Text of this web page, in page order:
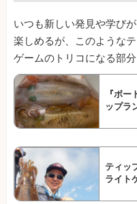
いつも新しい発見や学び
楽しめるが、このような
ゲームのトリコになる部分
『ボ
ップラ
ティッ
ライト